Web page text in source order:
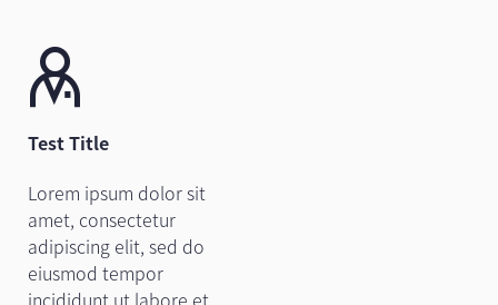
Test Title
Lorem ipsum dolor sit
amet, consectetur
adipiscing elit, sed do
eiusmod tempor
incididunt ut labore et